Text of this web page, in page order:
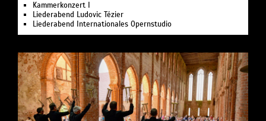
Kam­mer­kon­zert I
Liederabend Ludovic Tézier
Liederabend Internationales Opernstudio